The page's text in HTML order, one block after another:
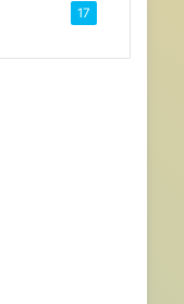
17